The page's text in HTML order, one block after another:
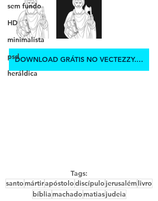
sem fundo
HD
minimalista
psd
heráldica
DOWNLOAD GRÁTIS NO VECTEZZY.COM
Tags:
santo mártirapóstolodiscípulo jerusalémlivro
bíblia machado matiasjudeia